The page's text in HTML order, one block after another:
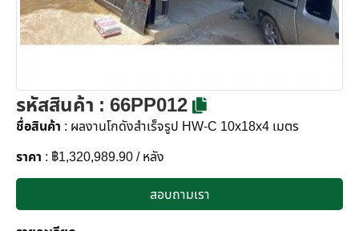
รหัสสินค้า : 66PP012
ชื่อสินค้า : ผลงานโกดังสำเร็จรูป HW-C 10x18x4 เมตร
ราคา : ฿1,320,989.90 / หลัง
สอบถามเรา